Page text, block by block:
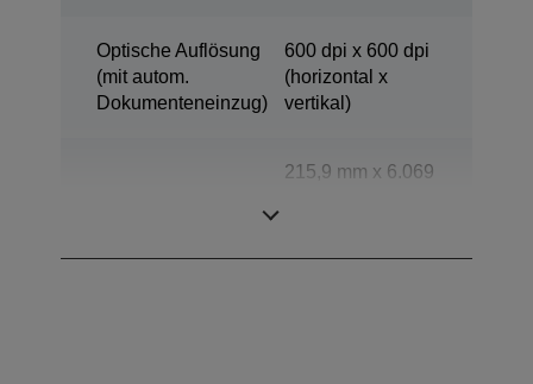
Optische Auflösung
(mit autom.
Dokumenteneinzug)
600 dpi x 600 dpi
(horizontal x
vertikal)
215,9 mm x 6.069